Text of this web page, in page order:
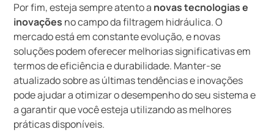
Por fim, esteja sempre atento a novas tecnologias e
inovações no campo da filtragem hidráulica. O
mercado está em constante evolução, e novas
soluções podem oferecer melhorias significativas em
termos de eficiência e durabilidade. Manter-se
atualizado sobre as últimas tendências e inovações
pode ajudar a otimizar o desempenho do seu sistema e
a garantir que você esteja utilizando as melhores
práticas disponíveis.